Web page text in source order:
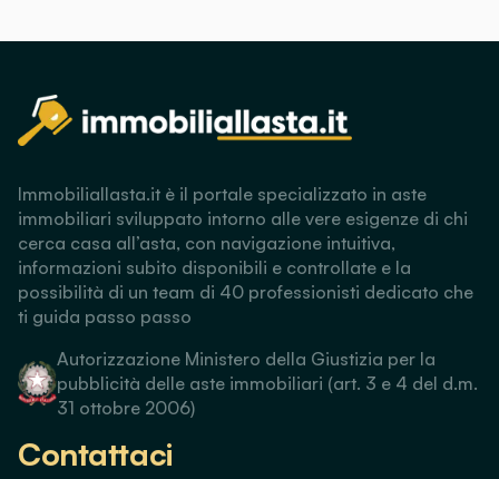
Immobiliallasta.it è il portale specializzato in aste
immobiliari sviluppato intorno alle vere esigenze di chi
cerca casa all’asta, con navigazione intuitiva,
informazioni subito disponibili e controllate e la
possibilità di un team di 40 professionisti dedicato che
ti guida passo passo
Autorizzazione Ministero della Giustizia per la
pubblicità delle aste immobiliari (art. 3 e 4 del d.m.
31 ottobre 2006)
Contattaci